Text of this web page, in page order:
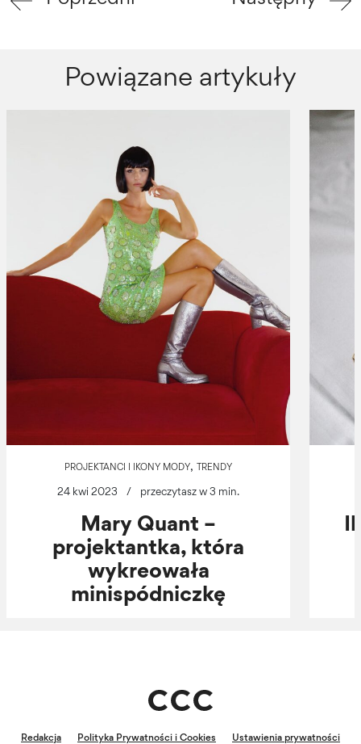
Powiązane artykuły
PROJEKTANCI I IKONY MODY, TRENDY
24 kwi 2023 / przeczytasz w 3 min.
Mary Quant –
projektantka, która
wykreowała
minispódniczkę
Redakcja Polityka Prywatności i Cookies Ustawienia prywatności